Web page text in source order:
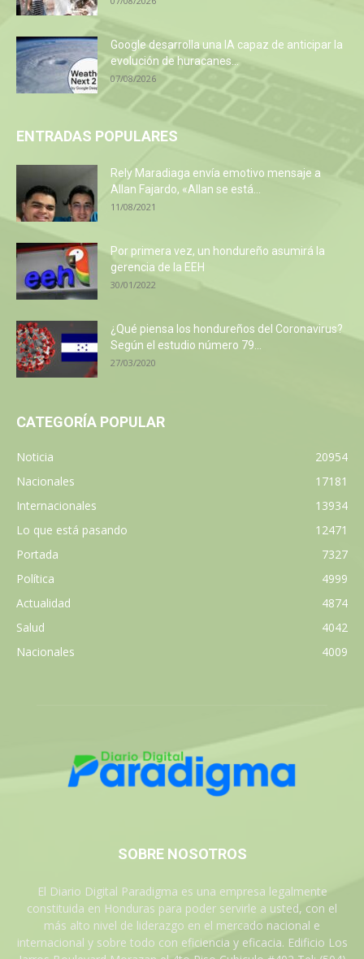
Google desarrolla una IA capaz de anticipar la
evolución de huracanes...
07/08/2026
ENTRADAS POPULARES
Rely Maradiaga envía emotivo mensaje a
Allan Fajardo, «Allan se está...
11/08/2021
Por primera vez, un hondureño asumirá la
gerencia de la EEH
30/01/2022
¿Qué piensa los hondureños del Coronavirus?
Según el estudio número 79...
27/03/2020
CATEGORÍA POPULAR
Noticia
20954
Nacionales
17181
Internacionales
13934
Lo que está pasando
12471
Portada
7327
Política
4999
Actualidad
4874
Salud
4042
Nacionales
4009
SOBRE NOSOTROS
El Diario Digital Paradigma es una empresa legalmente
constituida en Honduras para poder servirle a usted, con el
más alto nivel de liderazgo en el mercado nacional e
internacional y sobre todo con eficiencia y eficacia. Edificio Los